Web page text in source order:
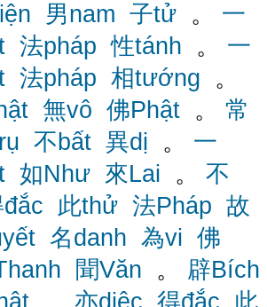
男nam 子tử 。 一
法pháp 性tánh 。 一
法pháp 相tướng 。
無vô 佛Phật 。 常
不bất 異dị 。 一
如Như 來Lai 。 不
此thử 法Pháp 故
名danh 為vi 佛
聞Văn 。 辟Bích
亦diệc 得đắc 此